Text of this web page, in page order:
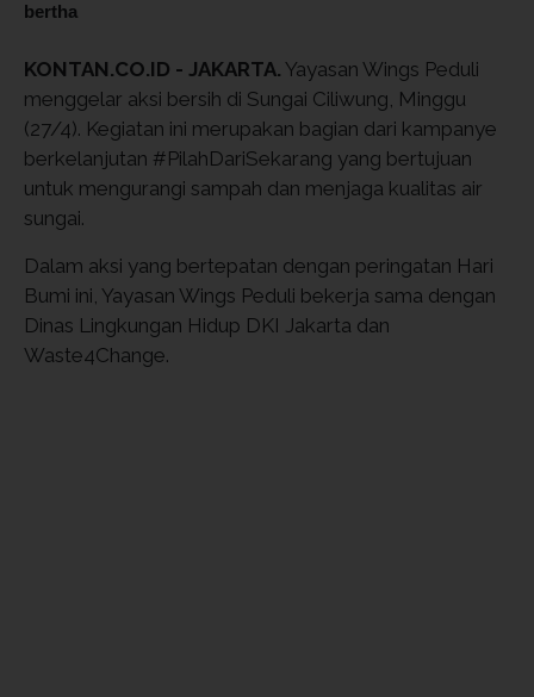
bertha
KONTAN.CO.ID - JAKARTA. Yayasan Wings Peduli
menggelar aksi bersih di Sungai Ciliwung, Minggu
(27/4). Kegiatan ini merupakan bagian dari kampanye
berkelanjutan #PilahDariSekarang yang bertujuan
untuk mengurangi sampah dan menjaga kualitas air
sungai.
Dalam aksi yang bertepatan dengan peringatan Hari
Bumi ini, Yayasan Wings Peduli bekerja sama dengan
Dinas Lingkungan Hidup DKI Jakarta dan
Waste4Change.